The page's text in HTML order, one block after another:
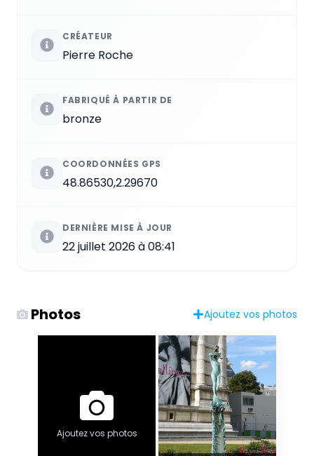
CRÉATEUR
Pierre Roche
FABRIQUÉ À PARTIR DE
bronze
COORDONNÉES GPS
48.86530,2.29670
DERNIÈRE MISE À JOUR
22 juillet 2026 à 08:41
Photos Ajoutez vos photos
Ajoutez vos photos